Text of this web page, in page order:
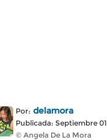
Por: delamora
Publicada: Septiembre
© Angela De La Mora